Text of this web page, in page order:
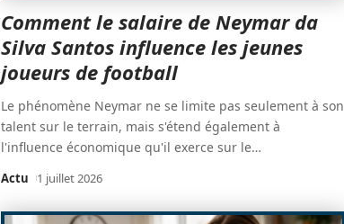
Comment le salaire de Neymar da
Silva Santos influence les jeunes
joueurs de football
Le phénomène Neymar ne se limite pas seulement à son
talent sur le terrain, mais s'étend également à
l'influence économique qu'il exerce sur le…
Actu 1 juillet 2026